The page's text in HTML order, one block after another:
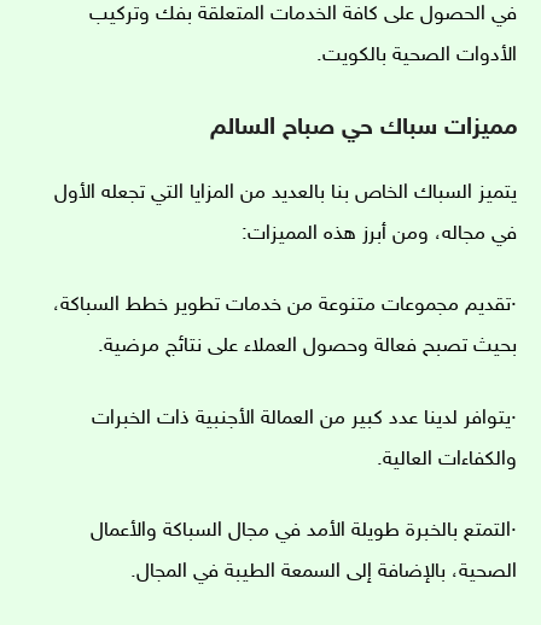
في الحصول على كافة الخدمات المتعلقة بفك وتركيب
الأدوات الصحية بالكويت.
مميزات سباك حي صباح السالم
يتميز السباك الخاص بنا بالعديد من المزايا التي تجعله الأول
في مجاله، ومن أبرز هذه المميزات:
·تقديم مجموعات متنوعة من خدمات تطوير خطط السباكة،
بحيث تصبح فعالة وحصول العملاء على نتائج مرضية.
·يتوافر لدينا عدد كبير من العمالة الأجنبية ذات الخبرات
والكفاءات العالية.
·التمتع بالخبرة طويلة الأمد في مجال السباكة والأعمال
الصحية، بالإضافة إلى السمعة الطيبة في المجال.